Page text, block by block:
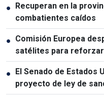
● Recuperan en la
combatientes caídos
● Comisión Europea
satélites para
● El Senado de Estados
proyecto de ley de